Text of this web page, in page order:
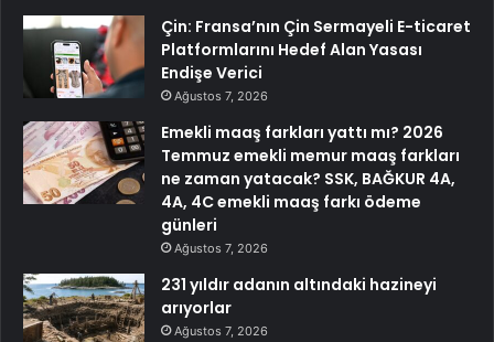
Çin: Fransa’nın Çin Sermayeli E-ticaret
Platformlarını Hedef Alan Yasası
Endişe Verici
Ağustos 7, 2026
Emekli maaş farkları yattı mı? 2026
Temmuz emekli memur maaş farkları
ne zaman yatacak? SSK, BAĞKUR 4A,
4A, 4C emekli maaş farkı ödeme
günleri
Ağustos 7, 2026
231 yıldır adanın altındaki hazineyi
arıyorlar
Ağustos 7, 2026